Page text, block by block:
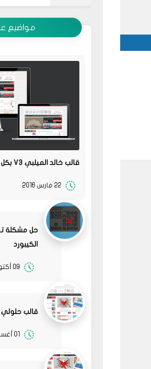
مواضيع
قالب خالد الميلبي V3 بكل اضافاته
22 مارس 2016
حل مشكلة
الكيبورد
09 أكتوبر 2024
قالب حلولي V4
01 أغسطس 2016
02 2022